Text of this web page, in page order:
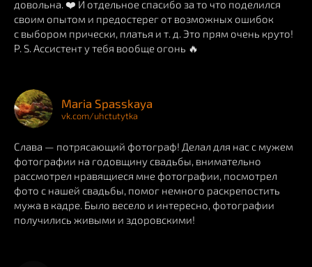
довольна. ❤️ И отдельное спасибо за то что поделился
своим опытом и предостерег от возможных ошибок
с выбором прически, платья и т. д. Это прям очень круто!
P. S. Ассистент у тебя вообще огонь 🔥
Maria Spasskaya
vk.com/uhctutytka
Слава — потрясающий фотограф! Делал для нас с мужем
фотографии на годовщину свадьбы, внимательно
рассмотрел нравящиеся мне фотографии, посмотрел
фото с нашей свадьбы, помог немного раскрепостить
мужа в кадре. Было весело и интересно, фотографии
получились живыми и здоровскими!